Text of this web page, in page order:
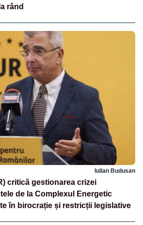
rând
Iulian Budusan
critică gestionarea crizei
de la Complexul Energetic
în birocrație și restricții legislative